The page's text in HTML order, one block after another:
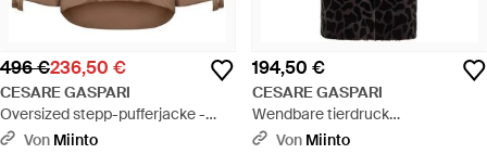
496 €236,50 €
CESARE GASPARI
Oversized stepp-pufferjacke -
Braun
Von Miinto
194,50 €
CESARE GASPARI
Wendbare tierdruck
kunstpelzmantel - Schwarz
Von Miinto